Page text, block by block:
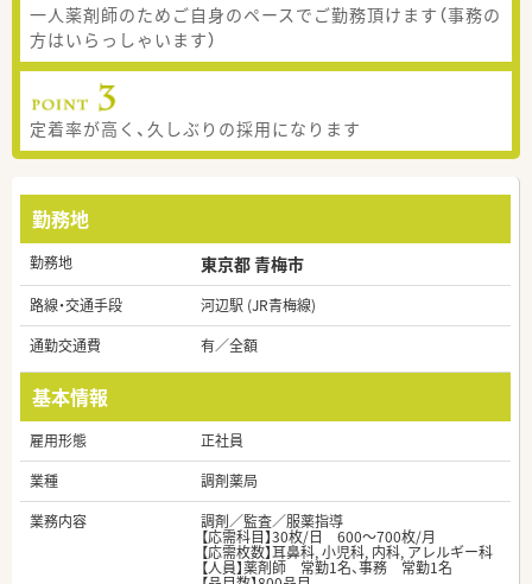
一人薬剤師のためご自身のペースでご勤務頂けます（事務の
方はいらっしゃいます）
定着率が高く、久しぶりの採用になります
勤務地
勤務地 東京都 青梅市
路線・交通手段
河辺駅 (JR青梅線)
通勤交通費
有／全額
基本情報
雇用形態
正社員
業種
調剤薬局
業務内容
調剤／監査／服薬指導
【応需科目】30枚/日 600～700枚/月
【応需枚数】耳鼻科, 小児科, 内科, アレルギー科
【人員】薬剤師 常勤1名、事務 常勤1名